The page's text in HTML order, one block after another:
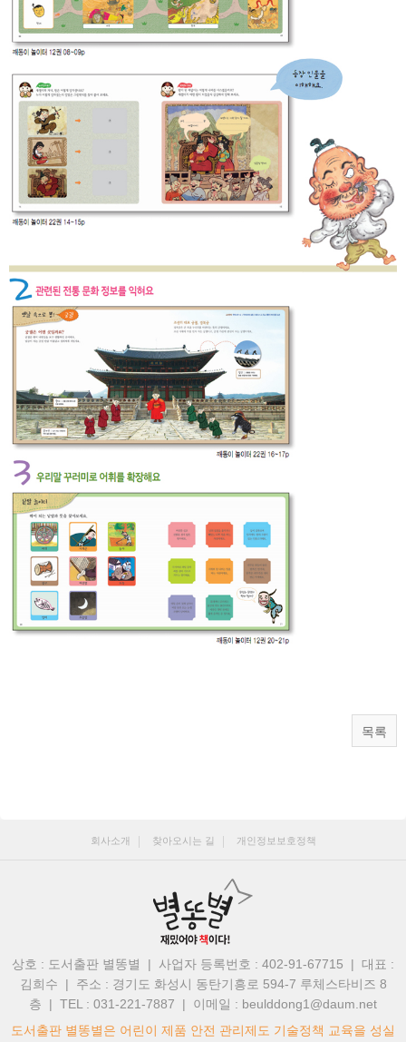
목록
회사소개 찾아오시는 길 개인정보보호정책
상호 : 도서출판 별똥별 | 사업자 등록번호 : 402-91-67715 | 대표 :
김희수 | 주소 : 경기도 화성시 동탄기흥로 594-7 루체스타비즈 8
층 | TEL : 031-221-7887 | 이메일 : beulddong1@daum.net
도서출판 별똥별은 어린이 제품 안전 관리제도 기술정책 교육을 성실